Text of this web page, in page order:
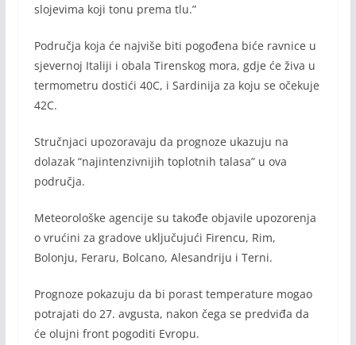
slojevima koji tonu prema tlu.”
Područja koja će najviše biti pogođena biće ravnice u
sjevernoj Italiji i obala Tirenskog mora, gdje će živa u
termometru dostići 40C, i Sardinija za koju se očekuje
42C.
Stručnjaci upozoravaju da prognoze ukazuju na
dolazak “najintenzivnijih toplotnih talasa” u ova
područja.
Meteorološke agencije su takođe objavile upozorenja
o vrućini za gradove uključujući Firencu, Rim,
Bolonju, Feraru, Bolcano, Alesandriju i Terni.
Prognoze pokazuju da bi porast temperature mogao
potrajati do 27. avgusta, nakon čega se predviđa da
će olujni front pogoditi Evropu.